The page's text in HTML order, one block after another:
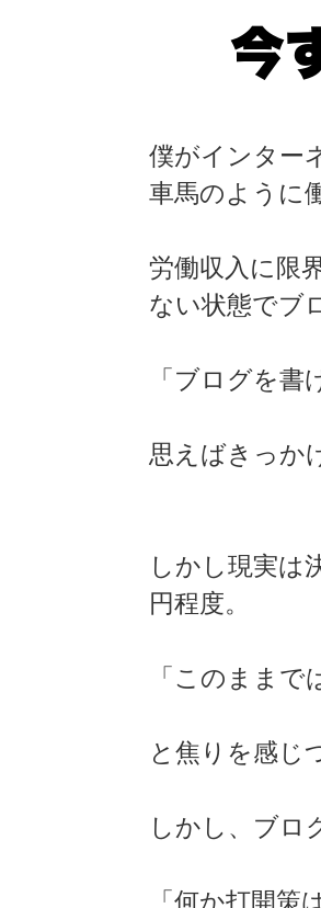
今
僕がインター
車馬のように
労働収入に限
ない状態でブ
「ブログを書
思えばきっか
しかし現実は
円程度。
「このまま
と焦りを感じ
しかし、ブロ
「何か打開